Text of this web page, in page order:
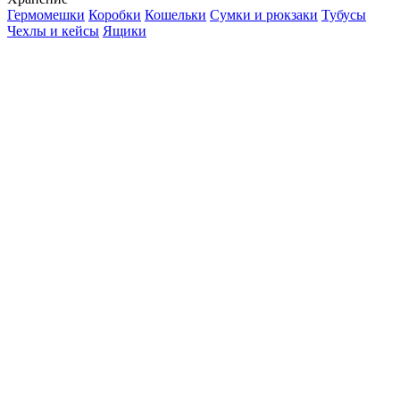
Гермомешки Коробки Кошельки Сумки и рюкзаки Тубусы
Чехлы и кейсы Ящики